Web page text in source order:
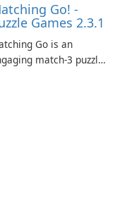
Go! -
Games 2.3.1
Go is an
match-3 puzzle